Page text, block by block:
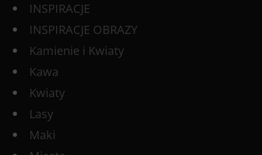
INSPIRACJE
INSPIRACJE OBRAZY
Kamienie i Kwiaty
Kawa
Kwiaty
Lasy
Maki